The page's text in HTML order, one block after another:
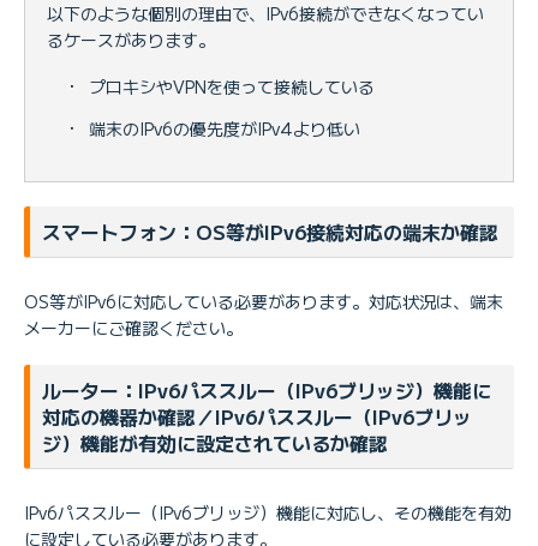
以下のような個別の理由で、IPv6接続ができなくなってい
るケースがあります。
・
プロキシやVPNを使って接続している
・
端末のIPv6の優先度がIPv4より低い
スマートフォン：OS等がIPv6接続対応の端末か確認
OS等がIPv6に対応している必要があります。対応状況は、端末
メーカーにご確認ください。
ルーター：IPv6パススルー（IPv6ブリッジ）機能に
対応の機器か確認／IPv6パススルー（IPv6ブリッ
ジ）機能が有効に設定されているか確認
IPv6パススルー（IPv6ブリッジ）機能に対応し、その機能を有効
に設定している必要があります。